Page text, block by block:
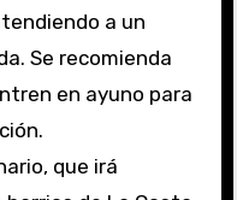
a un
Se recomienda
en ayuno para
que irá